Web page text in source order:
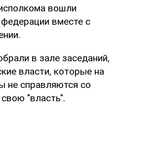
вошли
вместе с
в зале заседаний,
власти, которые на
не справляются со
"власть".